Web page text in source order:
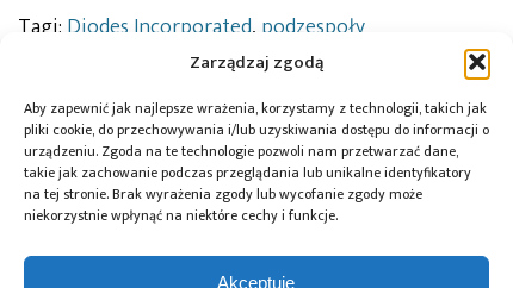
Zarządzaj zgodą
Aby zapewnić jak najlepsze wrażenia, korzystamy z technologii, takich jak
pliki cookie, do przechowywania i/lub uzyskiwania dostępu do informacji o
urządzeniu. Zgoda na te technologie pozwoli nam przetwarzać dane,
takie jak zachowanie podczas przeglądania lub unikalne identyfikatory
na tej stronie. Brak wyrażenia zgody lub wycofanie zgody może
niekorzystnie wpłynąć na niektóre cechy i funkcje.
Akceptuję
Tagi: Diodes Incorporated, podzespoły
Przeczytaj również:
Microchip i Micron